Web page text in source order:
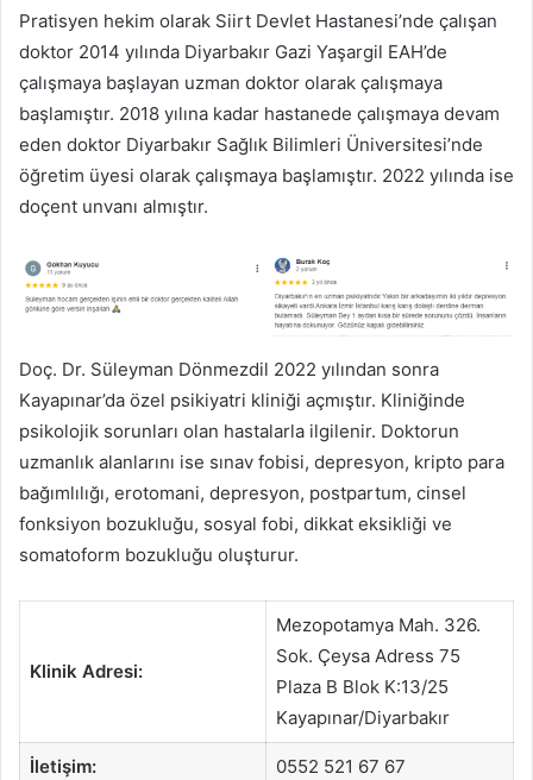
Pratisyen hekim olarak Siirt Devlet Hastanesi’nde çalışan
doktor 2014 yılında Diyarbakır Gazi Yaşargil EAH’de
çalışmaya başlayan uzman doktor olarak çalışmaya
başlamıştır. 2018 yılına kadar hastanede çalışmaya devam
eden doktor Diyarbakır Sağlık Bilimleri Üniversitesi’nde
öğretim üyesi olarak çalışmaya başlamıştır. 2022 yılında ise
doçent unvanı almıştır.
Doç. Dr. Süleyman Dönmezdil 2022 yılından sonra
Kayapınar’da özel psikiyatri kliniği açmıştır. Kliniğinde
psikolojik sorunları olan hastalarla ilgilenir. Doktorun
uzmanlık alanlarını ise sınav fobisi, depresyon, kripto para
bağımlılığı, erotomani, depresyon, postpartum, cinsel
fonksiyon bozukluğu, sosyal fobi, dikkat eksikliği ve
somatoform bozukluğu oluşturur.
Klinik Adresi:
Mezopotamya Mah. 326.
Sok. Çeysa Adress 75
Plaza B Blok K:13/25
Kayapınar/Diyarbakır
İletişim: 0552 521 67 67